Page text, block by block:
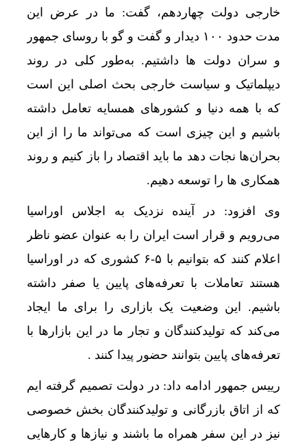
خارجی دولت چهاردهم، گفت: ما در عرض این
مدت حدود ۱۰۰ دیدار و گفت و گو با روسای جمهور
و سران دولت ها داشتیم. به‌طور کلی در روند
دیپلماتیک و سیاست خارجی بحث اصلی این است
که با همه دنیا و کشورهای همسایه تعامل داشته
باشیم و این چیزی است که می‌تواند ما را از این
بحران‌ها نجات دهد ما باید اقتصاد را باز کنیم و روند
همکاری ها را توسعه دهیم.
وی افزود: در آینده نزدیک به اجلاس اوراسیا
می‌رویم و قرار است ایران را به عنوان عضو ناظر
اعلام کنند که بتوانیم با ۵-۶ کشوری که در اوراسیا
هستند تعاملات با تعرفه‌های پایین یا صفر داشته
باشیم. این وضعیت یک بازاری را برای ما ایجاد
می‌کند که تولیدکنندگان و تجار ما در این بازارها با
تعرفه‌های پایین بتوانند حضور پیدا کنند .
رییس جمهور ادامه داد: در دولت تصمیم گرفته ایم
که از اتاق بازرگانی و تولیدکنندگان بخش خصوصی
نیز در این سفر همراه ما باشند و نیازها و کارهایی